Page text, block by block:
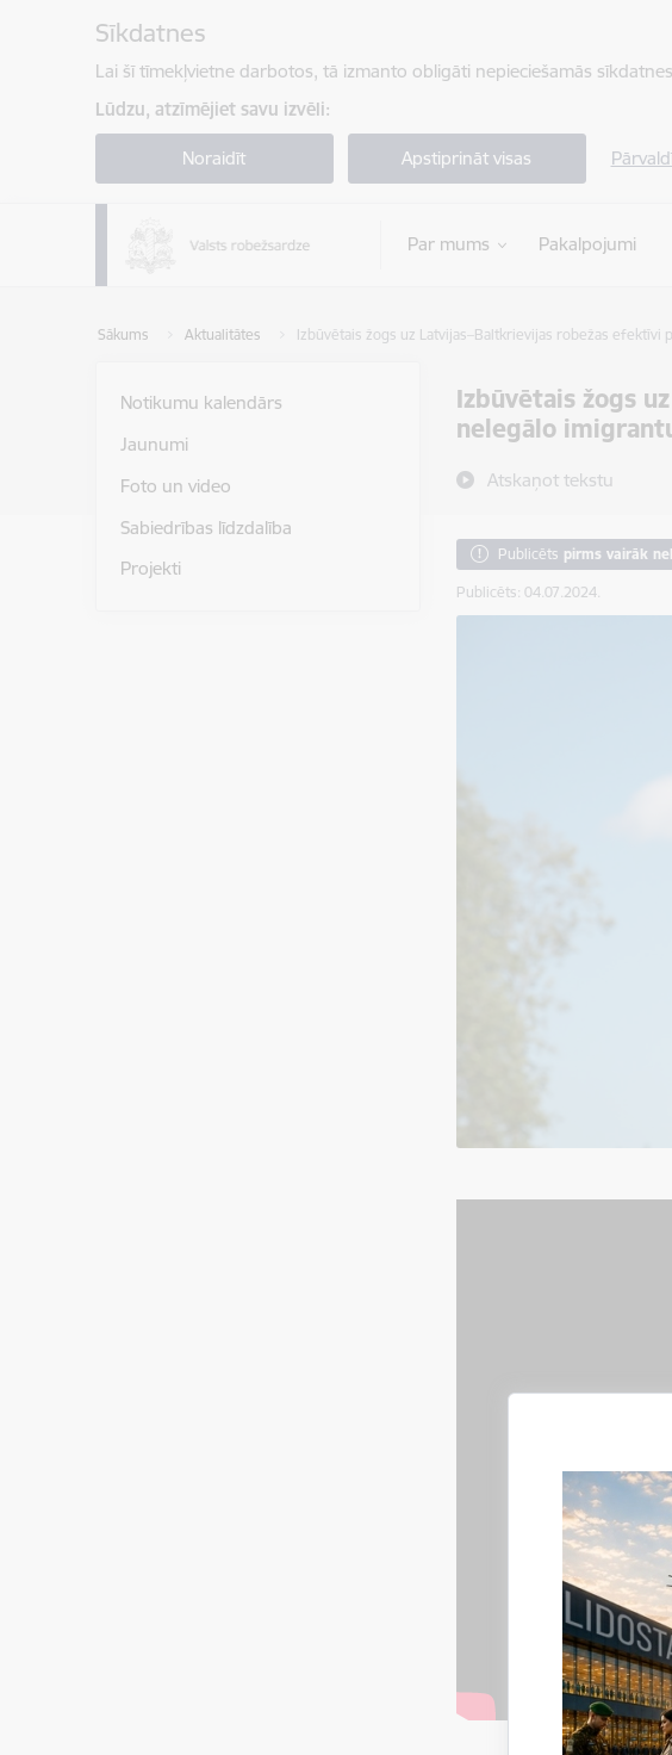
Sīkdatnes
Lai šī tīmekļvietne darbotos, tā izmanto obligāti nepieciešamās
Lūdzu, atzīmējiet savu izvēli:
Noraidīt Apstiprināt visas
Par mums Pakalpojumi
Sākums Aktualitātes Izbūvētais žogs uz Latvijas–Baltkrievijas robežas
Izbūvētais žogs
nelegālo
Atskaņot tekstu
Notikumu kalendārs
Jaunumi
Foto un video
Sabiedrības līdzdalība
Projekti
Publicēts pirms vairāk
Publicēts: 04.07.2024.